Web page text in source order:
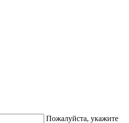
Пожалуйста, укажите